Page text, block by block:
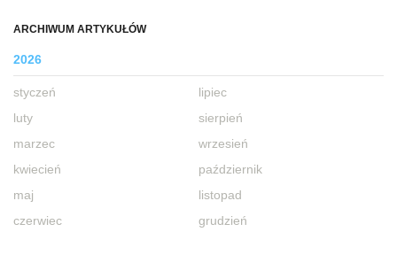
ARCHIWUM ARTYKUŁÓW
2026
styczeń
luty
marzec
kwiecień
maj
czerwiec
lipiec
sierpień
wrzesień
październik
listopad
grudzień